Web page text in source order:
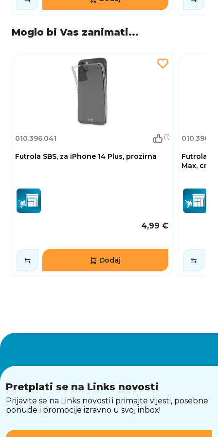
Moglo bi Vas zanimati...
010.396.041 (1)
Futrola SBS, za iPhone 14 Plus, prozirna
4,99 €
Dodaj
Futrola
Max, crna
Pretplati se na Links novosti
Prijavite se na Links novosti i primajte vijesti, posebne
ponude i promocije izravno u svoj inbox!